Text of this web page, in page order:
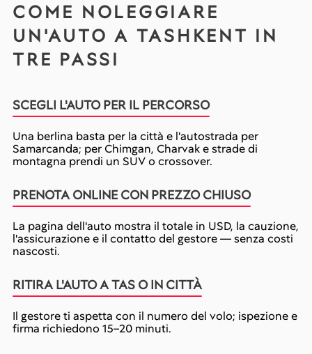
COME NOLEGGIARE
UN'AUTO A TASHKENT IN
TRE PASSI
SCEGLI L'AUTO PER IL PERCORSO
Una berlina basta per la città e l'autostrada per
Samarcanda; per Chimgan, Charvak e strade di
montagna prendi un SUV o crossover.
PRENOTA ONLINE CON PREZZO CHIUSO
La pagina dell'auto mostra il totale in USD, la cauzione,
l'assicurazione e il contatto del gestore — senza costi
nascosti.
RITIRA L'AUTO A TAS O IN CITTÀ
Il gestore ti aspetta con il numero del volo; ispezione e
firma richiedono 15–20 minuti.